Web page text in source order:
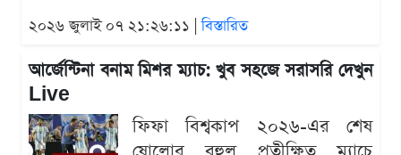
২০২৬ জুলাই ০৭ ২১:২৬:১১ |বিস্তারিত
আর্জেন্টিনা বনাম মিশর ম্যাচ: খুব সহজে সরাসরি দেখুন
Live
ফিফা বিশ্বকাপ ২০২৬-এর শেষ